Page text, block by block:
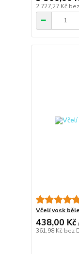
2 727,27 Kč
Včelí vosk
438,00 Kč
361,98 Kč bez